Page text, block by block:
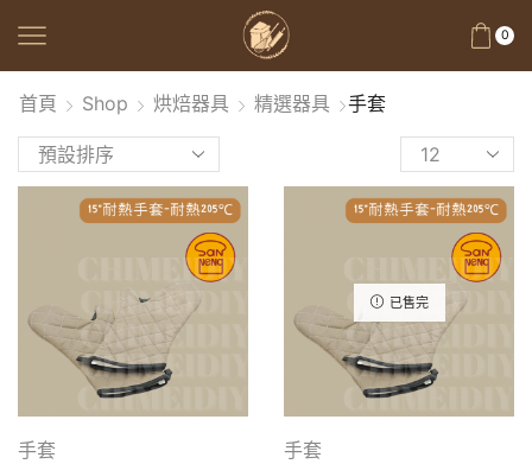
0
首頁 Shop 烘焙器具 精選器具 手套
手套
已售完
手套